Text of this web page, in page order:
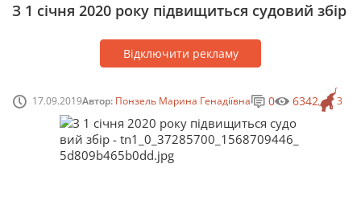
З 1 січня 2020 року підвищиться судовий збір
Відключити рекламу
17.09.2019Автор: Понзель Марина Генадіївна 3
0 6342